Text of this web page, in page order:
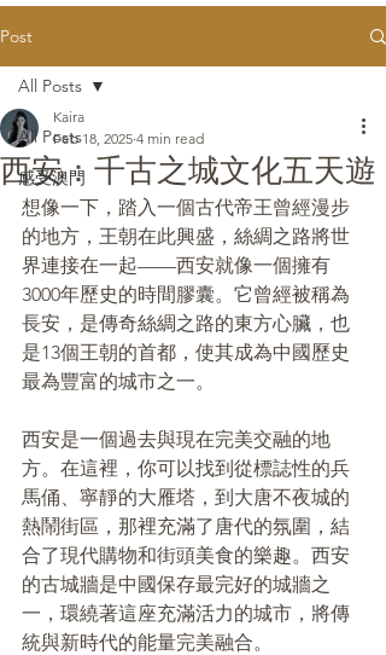
Post
All Posts
感受澳門
All Posts
西安：千古之城文化五天遊
Kaira
Feb 18, 2025 4 min read
想像一下，踏入一個古代帝王曾經漫步
的地方，王朝在此興盛，絲綢之路將世
界連接在一起——西安就像一個擁有
3000年歷史的時間膠囊。它曾經被稱為
長安，是傳奇絲綢之路的東方心臟，也
是13個王朝的首都，使其成為中國歷史
最為豐富的城市之一。
西安是一個過去與現在完美交融的地
方。在這裡，你可以找到從標誌性的兵
馬俑、寧靜的大雁塔，到大唐不夜城的
熱鬧街區，那裡充滿了唐代的氛圍，結
合了現代購物和街頭美食的樂趣。西安
的古城牆是中國保存最完好的城牆之
一，環繞著這座充滿活力的城市，將傳
統與新時代的能量完美融合。